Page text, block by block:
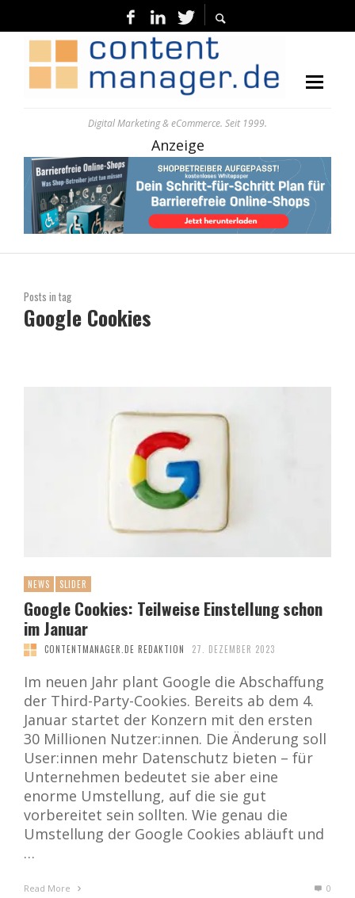
Digital Marketing & eCommerce. Seit 1999.
Anzeige
Posts in tag
Google Cookies
NEWS SLIDER
Google Cookies: Teilweise Einstellung schon
im Januar
CONTENTMANAGER.DE REDAKTION 27. DEZEMBER 2023
Im neuen Jahr plant Google die Abschaffung
der Third-Party-Cookies. Bereits ab dem 4.
Januar startet der Konzern mit den ersten
30 Millionen Nutzer:innen. Die Änderung soll
User:innen mehr Datenschutz bieten – für
Unternehmen bedeutet sie aber eine
enorme Umstellung, auf die sie gut
vorbereitet sein sollten. Wie genau die
Umstellung der Google Cookies abläuft und
…
Read More 0